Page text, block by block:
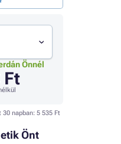
Önnél
Ft
30 napban: 5 535 Ft
Önt